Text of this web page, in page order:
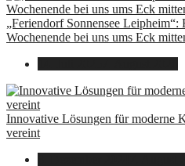
„Feriendorf Sonnensee Leipheim“:
Wochenende bei uns ums Eck
Innovative Lösungen für moderne
vereint